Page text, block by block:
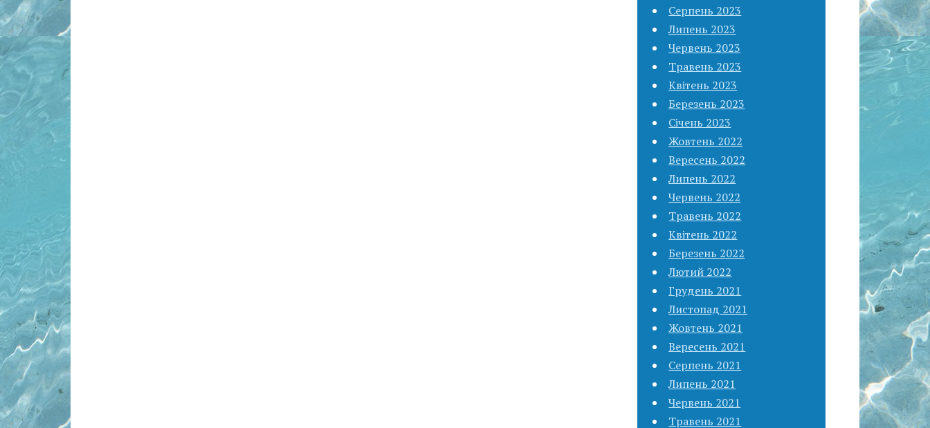
Серпень 2023
Липень 2023
Червень 2023
Травень 2023
Квітень 2023
Березень 2023
Січень 2023
Жовтень 2022
Вересень 2022
Липень 2022
Червень 2022
Травень 2022
Квітень 2022
Березень 2022
Лютий 2022
Грудень 2021
Листопад 2021
Жовтень 2021
Вересень 2021
Серпень 2021
Липень 2021
Червень 2021
Травень 2021